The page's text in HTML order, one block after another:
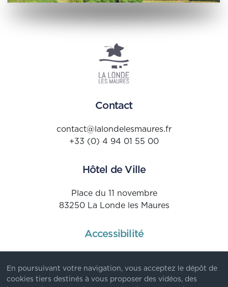
Hôtel de Ville
Place du 11 novembre
83250 La Londe les Maures
Contact
contact@lalondelesmaures.fr
+33 (0) 4 94 01 55 00
Accessibilité
Données personnelles
En poursuivant votre navigation, vous acceptez le dépôt de
cookies tiers destinés à vous proposer des vidéos, des